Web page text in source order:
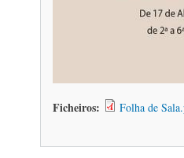
Ficheiros: Folha de